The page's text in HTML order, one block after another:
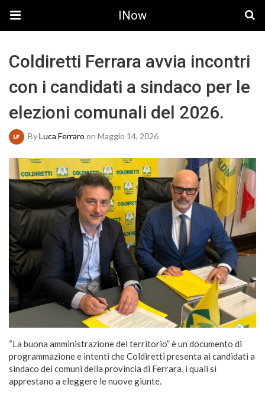
INow
Coldiretti Ferrara avvia incontri
con i candidati a sindaco per le
elezioni comunali del 2026.
ByLuca Ferraro on Maggio 14, 2026
“La buona amministrazione del territorio” è un documento di
programmazione e intenti che Coldiretti presenta ai candidati a
sindaco dei comuni della provincia di Ferrara, i quali si
apprestano a eleggere le nuove giunte.